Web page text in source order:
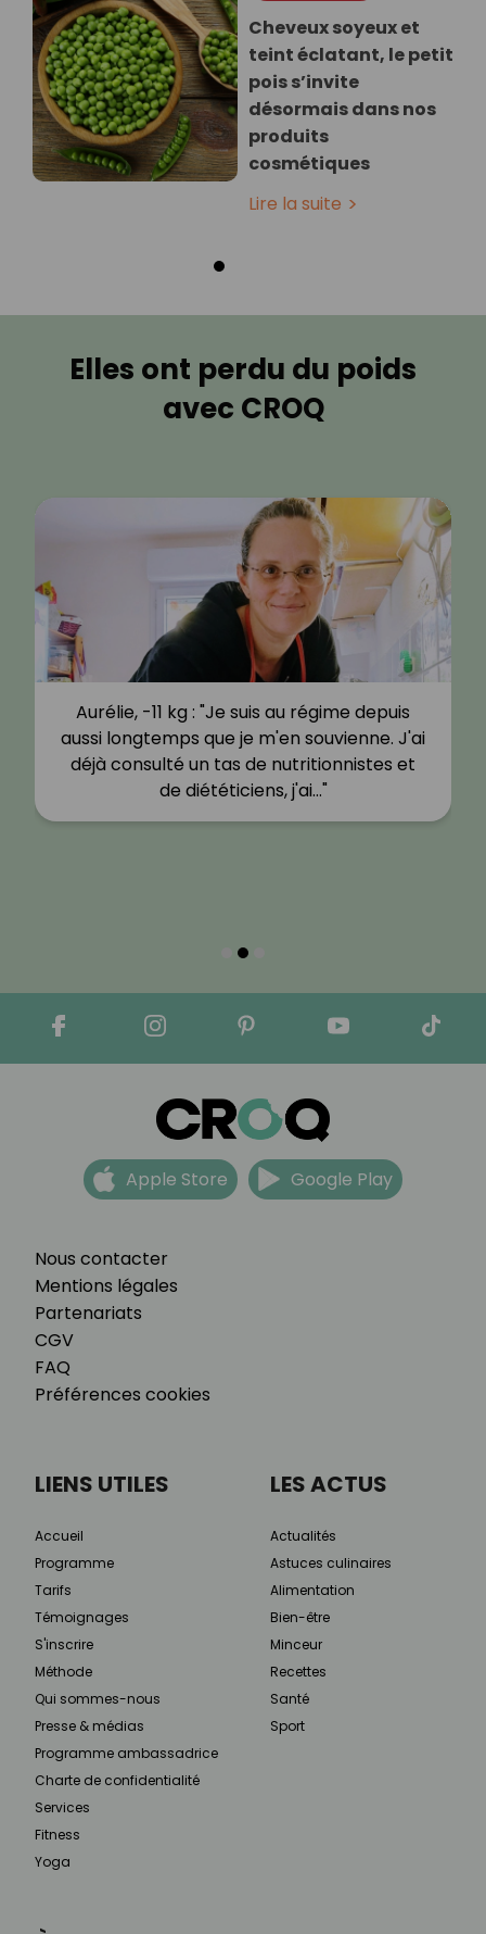
Cheveux soyeux et
teint éclatant, le petit
pois s’invite
désormais dans nos
produits
cosmétiques
Lire la suite
Elles ont perdu du poids
avec CROQ
Aurélie, -11 kg : "Je suis au régime depuis
aussi longtemps que je m'en souvienne. J'ai
déjà consulté un tas de nutritionnistes et
de diététiciens, j'ai…"
Nous contacter
Mentions légales
Partenariats
CGV
FAQ
Préférences cookies
Apple Store Google Play
LIENS UTILES
Accueil
Programme
Tarifs
Témoignages
S'inscrire
Méthode
Qui sommes-nous
Presse & médias
Programme ambassadrice
Charte de confidentialité
Services
Fitness
Yoga
LES ACTUS
Actualités
Astuces culinaires
Alimentation
Bien-être
Minceur
Recettes
Santé
Sport